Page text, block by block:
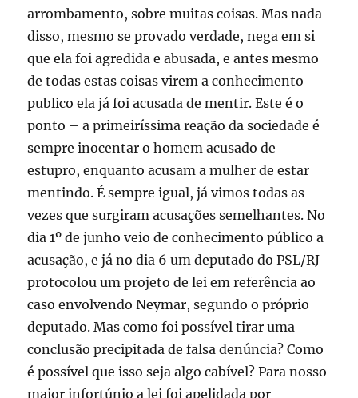
arrombamento, sobre muitas coisas. Mas nada
disso, mesmo se provado verdade, nega em si
que ela foi agredida e abusada, e antes mesmo
de todas estas coisas virem a conhecimento
publico ela já foi acusada de mentir. Este é o
ponto – a primeiríssima reação da sociedade é
sempre inocentar o homem acusado de
estupro, enquanto acusam a mulher de estar
mentindo. É sempre igual, já vimos todas as
vezes que surgiram acusações semelhantes. No
dia 1º de junho veio de conhecimento público a
acusação, e já no dia 6 um deputado do PSL/RJ
protocolou um projeto de lei em referência ao
caso envolvendo Neymar, segundo o próprio
deputado. Mas como foi possível tirar uma
conclusão precipitada de falsa denúncia? Como
é possível que isso seja algo cabível? Para nosso
maior infortúnio a lei foi apelidada por